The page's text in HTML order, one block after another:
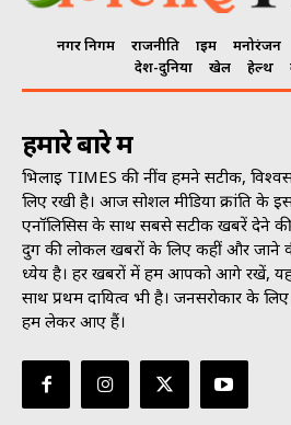
नगर निगम राजनीति क्राइम मनोरंजन
देश-दुनिया
खेल हेल्थ
हमारे बारे में
भिलाई TIMES की नींव हमने सटीक,
लिए रखी है। आज सोशल मीडिया क्रांति के
एनॉलिसिस के साथ सबसे सटीक खबरें देने की
दुर्ग की लोकल खबरों के लिए कहीं और जाने
ध्येय है। हर खबरों में हम आपको आगे रखें, यह
साथ प्रथम दायित्व भी है। जनसराेकार के
हम लेकर आए हैं।